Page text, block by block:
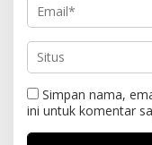
Simpan nama,
ini untuk komentar